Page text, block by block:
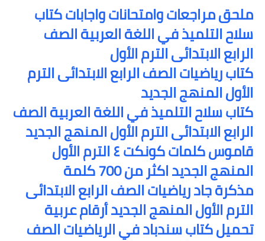
ملحق مراجعات وامتحانات واجابات كتاب
سلاح التلميذ في اللغة العربية الصف
الرابع الابتدائى الترم الأول
كتاب رياضيات الصف الرابع الابتدائى الترم
الأول المنهج الجديد
كتاب سلاح التلميذ في اللغة العربية الصف
الرابع الابتدائى الترم الأول المنهج الجديد
قاموس كلمات كونكت ٤ الترم الأول
المنهج الجديد اكثر من 700 كلمة
مذكرة جاد رياضيات الصف الرابع الابتدائى
الترم الأول المنهج الجديد أرقام عربية
تحميل كتاب سندباد في الرياضيات الصف